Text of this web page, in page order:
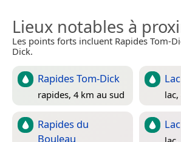
Lieux notables à
Les points forts incluent Rapides Tom-
Dick.
Rapides Tom-Dick
rapides, 4 km au sud
Rapides du
Bouleau